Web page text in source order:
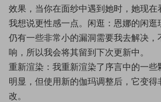
效果，当你在面纱中遇到她时，她现在
我想说更性感一点。闲逛：恩娜的闲逛
仍有一些非常小的漏洞需要我去解决，
响，所以我会将其留到下次更新中。
重新渲染：我重新渲染了序言中的一些
明显，但使用新的伽玛调整后，它变
改。